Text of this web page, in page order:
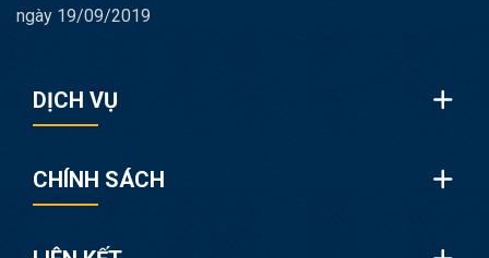
ngày 19/09/2019
DỊCH VỤ
CHÍNH SÁCH